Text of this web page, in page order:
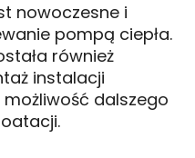
nowoczesne i
pompą ciepła.
również
instalacji
dalszego